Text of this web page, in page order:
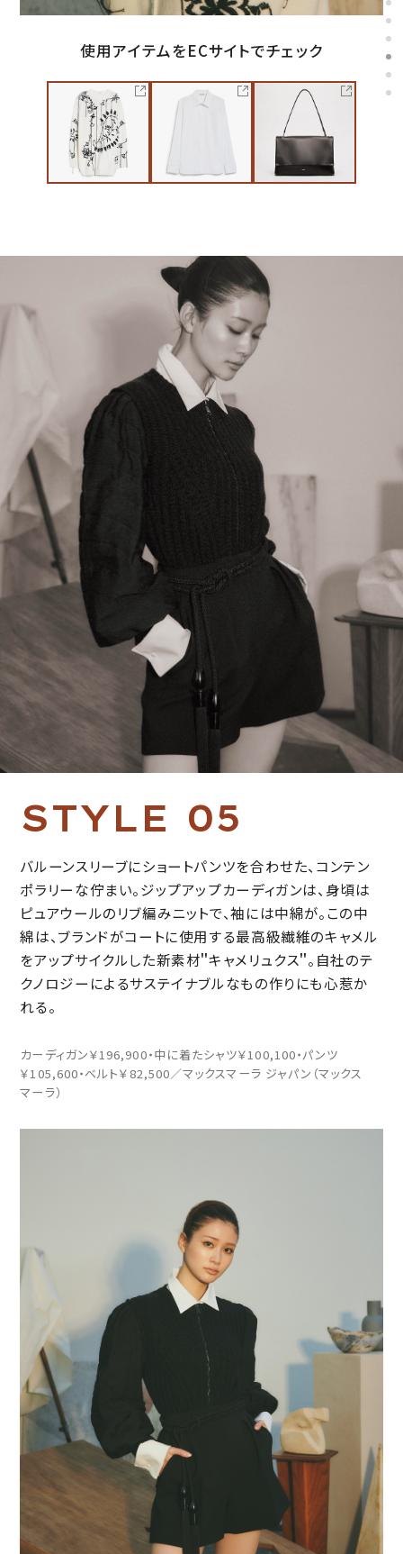
使用アイテムをECサイトでチェック
STYLE 05
バルーンスリーブにショートパンツを合わせた、コンテン
ポラリーな佇まい。ジップアップカーディガンは、身頃は
ピュアウールのリブ編みニットで、袖には中綿が。この中
綿は、ブランドがコートに使用する最高級繊維のキャメル
をアップサイクルした新素材＂キャメリュクス＂。自社のテ
クノロジーによるサステイナブルなもの作りにも心惹か
れる。
カーディガン￥196,900・中に着たシャツ￥100,100・パンツ
￥105,600・ベルト￥82,500／マックスマーラ ジャパン（マックス
マーラ）